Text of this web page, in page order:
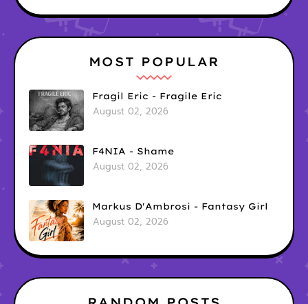
MOST POPULAR
Fragil Eric - Fragile Eric
August 02, 2026
F4NIA - Shame
August 02, 2026
Markus D'Ambrosi - Fantasy Girl
August 02, 2026